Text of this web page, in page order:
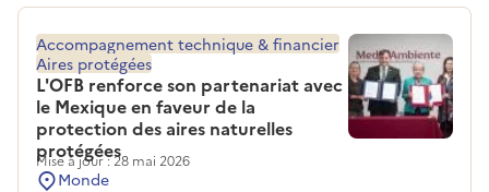
L'OFB renforce son partenariat avec
le Mexique en faveur de la
protection des aires naturelles
protégées
Accompagnement technique & financier
Aires protégées
Mise à jour : 28 mai 2026
Monde